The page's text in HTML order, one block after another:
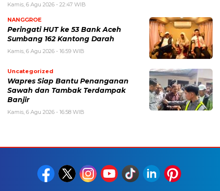
Kamis, 6 Agu 2026 - 22:47 WIB
NANGGROE
Peringati HUT ke 53 Bank Aceh
Sumbang 162 Kantong Darah
Kamis, 6 Agu 2026 - 16:59 WIB
Uncategorized
Wapres Siap Bantu Penanganan
Sawah dan Tambak Terdampak
Banjir
Kamis, 6 Agu 2026 - 16:58 WIB